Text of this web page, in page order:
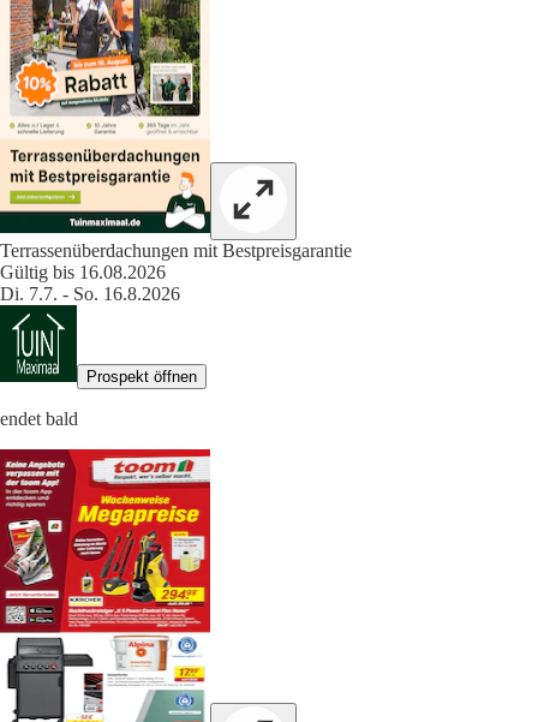
Terrassenüberdachungen mit Bestpreisgarantie
Gültig bis 16.08.2026
Di. 7.7. - So. 16.8.2026
Prospekt öffnen
endet bald